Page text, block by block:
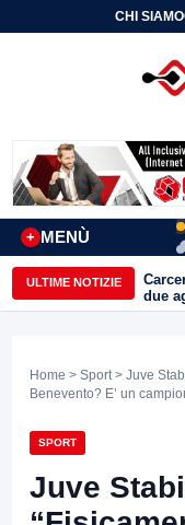
CHI SIAMO
MENÙ
+
ULTIME NOTIZIE
due
non
Home > Sport > Juve
Benevento? E’ un
SPORT
Juve